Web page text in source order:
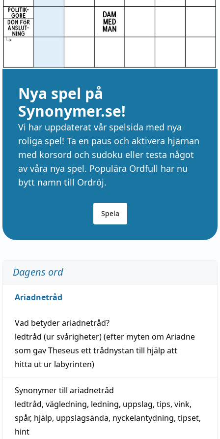
Nya spel på
Synonymer.se!
Vi har uppdaterat vår spelsida med nya
roliga spel! Ta en paus och aktivera hjärnan
med korsord och sudoku eller testa något
av våra nya spel. Populära Ordfull har nu
bytt namn till Ordröj.
Spela
Dagens ord
Ariadnetråd
Vad betyderariadnetråd?
ledtråd (ur svårigheter) (efter myten om Ariadne
som gav Theseus ett trådnystan till hjälp att
hitta ut ur labyrinten)
Synonymer till ariadnetråd
ledtråd, vägledning, ledning, uppslag, tips, vink,
spår, hjälp, uppslagsända, nyckelantydning, tipset,
hint